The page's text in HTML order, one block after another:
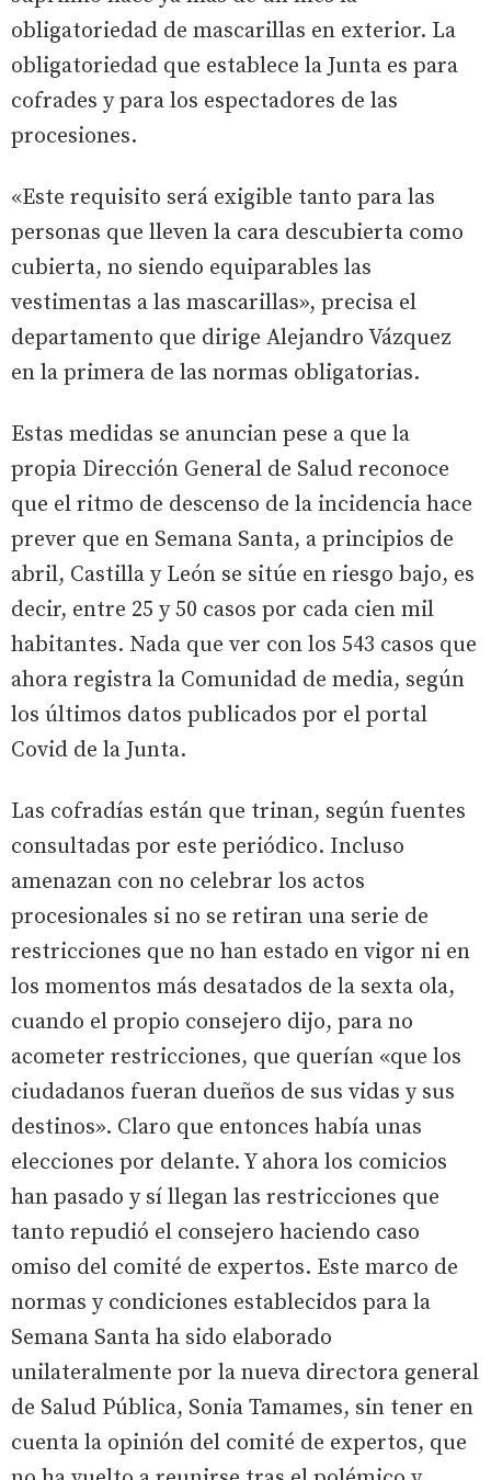
obligatoriedad de mascarillas en exterior. La
obligatoriedad que establece la Junta es para
cofrades y para los espectadores de las
procesiones.
«Este requisito será exigible tanto para las
personas que lleven la cara descubierta como
cubierta, no siendo equiparables las
vestimentas a las mascarillas», precisa el
departamento que dirige Alejandro Vázquez
en la primera de las normas obligatorias.
Estas medidas se anuncian pese a que la
propia Dirección General de Salud reconoce
que el ritmo de descenso de la incidencia hace
prever que en Semana Santa, a principios de
abril, Castilla y León se sitúe en riesgo bajo, es
decir, entre 25 y 50 casos por cada cien mil
habitantes. Nada que ver con los 543 casos que
ahora registra la Comunidad de media, según
los últimos datos publicados por el portal
Covid de la Junta.
Las cofradías están que trinan, según fuentes
consultadas por este periódico. Incluso
amenazan con no celebrar los actos
procesionales si no se retiran una serie de
restricciones que no han estado en vigor ni en
los momentos más desatados de la sexta ola,
cuando el propio consejero dijo, para no
acometer restricciones, que querían «que los
ciudadanos fueran dueños de sus vidas y sus
destinos». Claro que entonces había unas
elecciones por delante. Y ahora los comicios
han pasado y sí llegan las restricciones que
tanto repudió el consejero haciendo caso
omiso del comité de expertos. Este marco de
normas y condiciones establecidos para la
Semana Santa ha sido elaborado
unilateralmente por la nueva directora general
de Salud Pública, Sonia Tamames, sin tener en
cuenta la opinión del comité de expertos, que